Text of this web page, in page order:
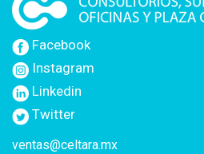
Facebook
Instagram
Linkedin
Twitter
ventas@celtara.mx